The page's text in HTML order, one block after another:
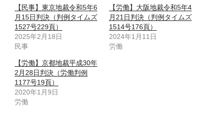
【民事】東京地裁令和5年6
月15日判決（判例タイムズ
1527号229頁）
2025年2月18日
民事
【労働】大阪地裁令和5年4
月21日判決（判例タイムズ
1514号176頁）
2024年1月11日
労働
【労働】京都地裁平成30年
2月28日判決（労働判例
1177号19頁）
2020年1月9日
労働